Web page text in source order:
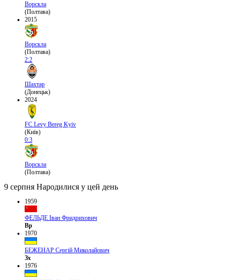
Ворскла
(Полтава)
2015
Ворскла
(Полтава)
2:2
Шахтар
(Донецьк)
2024
FC Levy Bereg Kyiv
(Київ)
0:3
Ворскла
(Полтава)
9 серпня Народилися у цей день
1959
ФЕЛЬДЕ Іван Фридрихович
Вр
1970
БЕЖЕНАР Сергій Миколайович
Зх
1976